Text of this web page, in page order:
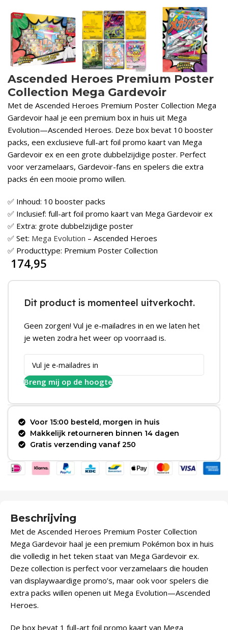
Ascended Heroes Premium Poster
Collection Mega Gardevoir
Met de Ascended Heroes Premium Poster Collection Mega
Gardevoir haal je een premium box in huis uit Mega
Evolution—Ascended Heroes. Deze box bevat 10 booster
packs, een exclusieve full-art foil promo kaart van Mega
Gardevoir ex en een grote dubbelzijdige poster. Perfect
voor verzamelaars, Gardevoir-fans en spelers die extra
packs én een mooie promo willen.
✅ Inhoud: 10 booster packs
✅ Inclusief: full-art foil promo kaart van Mega Gardevoir ex
✅ Extra: grote dubbelzijdige poster
✅ Set: Mega Evolution – Ascended Heroes
✅ Producttype: Premium Poster Collection
174,95
Dit product is momenteel uitverkocht.
Geen zorgen! Vul je e-mailadres in en we laten het
je weten zodra het weer op voorraad is.
Breng mij op de hoogte
Voor 15:00 besteld, morgen in huis
Makkelijk retourneren binnen 14 dagen
Gratis verzending vanaf 250
Beschrijving
Met de Ascended Heroes Premium Poster Collection
Mega Gardevoir haal je een premium Pokémon box in huis
die volledig in het teken staat van Mega Gardevoir ex.
Deze collection is perfect voor verzamelaars die houden
van displaywaardige promo’s, maar ook voor spelers die
extra packs willen openen uit Mega Evolution—Ascended
Heroes.
De box bevat 1 full-art foil promo kaart van Mega